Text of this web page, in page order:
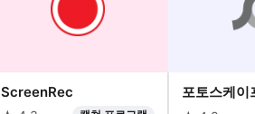
ScreenRec 포토스케이